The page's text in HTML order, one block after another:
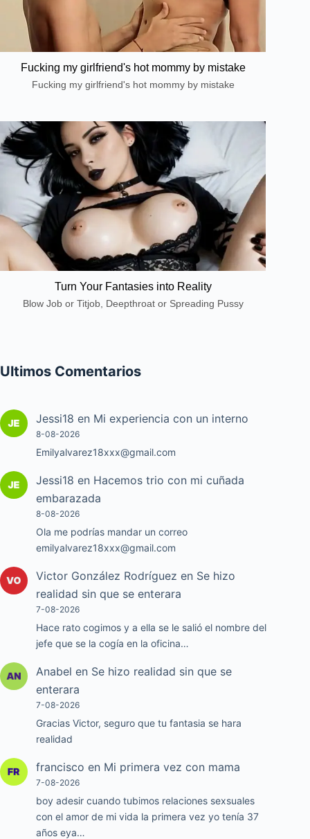
Fucking my girlfriend's hot mommy by mistake
Fucking my girlfriend's hot mommy by mistake
Turn Your Fantasies into Reality
Blow Job or Titjob, Deepthroat or Spreading Pussy
Ultimos Comentarios
Jessi18 en Mi experiencia con un interno
8-08-2026
Emilyalvarez18xxx@gmail.com
Jessi18 en Hacemos trio con mi cuñada
embarazada
8-08-2026
Ola me podrías mandar un correo
emilyalvarez18xxx@gmail.com
Victor González Rodríguez en Se hizo
realidad sin que se enterara
7-08-2026
Hace rato cogimos y a ella se le salió el nombre del
jefe que se la cogía en la oficina…
Anabel en Se hizo realidad sin que se
enterara
7-08-2026
Gracias Victor, seguro que tu fantasia se hara
realidad
francisco en Mi primera vez con mama
7-08-2026
boy adesir cuando tubimos relaciones sexsuales
con el amor de mi vida la primera vez yo tenía 37
años eya…